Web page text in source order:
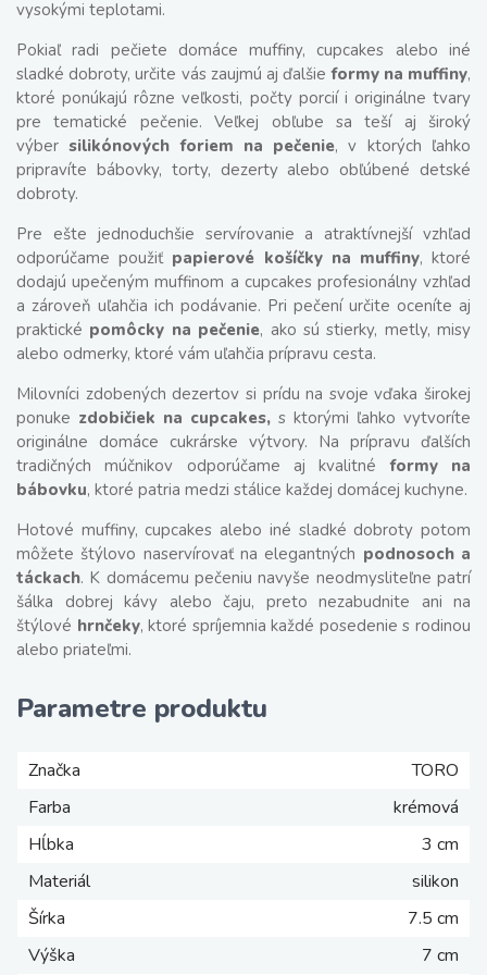
vysokými teplotami.
Pokiaľ radi pečiete domáce muffiny, cupcakes alebo iné
sladké dobroty, určite vás zaujmú aj ďalšie formy na muffiny,
ktoré ponúkajú rôzne veľkosti, počty porcií i originálne tvary
pre tematické pečenie. Veľkej obľube sa teší aj široký
výber silikónových foriem na pečenie, v ktorých ľahko
pripravíte bábovky, torty, dezerty alebo obľúbené detské
dobroty.
Pre ešte jednoduchšie servírovanie a atraktívnejší vzhľad
odporúčame použiť papierové košíčky na muffiny, ktoré
dodajú upečeným muffinom a cupcakes profesionálny vzhľad
a zároveň uľahčia ich podávanie. Pri pečení určite oceníte aj
praktické pomôcky na pečenie, ako sú stierky, metly, misy
alebo odmerky, ktoré vám uľahčia prípravu cesta.
Milovníci zdobených dezertov si prídu na svoje vďaka širokej
ponuke zdobičiek na cupcakes, s ktorými ľahko vytvoríte
originálne domáce cukrárske výtvory. Na prípravu ďalších
tradičných múčnikov odporúčame aj kvalitné
formy na
bábovku, ktoré patria medzi stálice každej domácej kuchyne.
Hotové muffiny, cupcakes alebo iné sladké dobroty potom
môžete štýlovo naservírovať na elegantných podnosoch a
táckach. K domácemu pečeniu navyše neodmysliteľne patrí
šálka dobrej kávy alebo čaju, preto nezabudnite ani na
štýlové hrnčeky, ktoré spríjemnia každé posedenie s rodinou
alebo priateľmi.
Parametre produktu
Značka
TORO
Farba
krémová
Hĺbka
3 cm
Materiál
silikon
Šírka
7.5 cm
Výška
7 cm